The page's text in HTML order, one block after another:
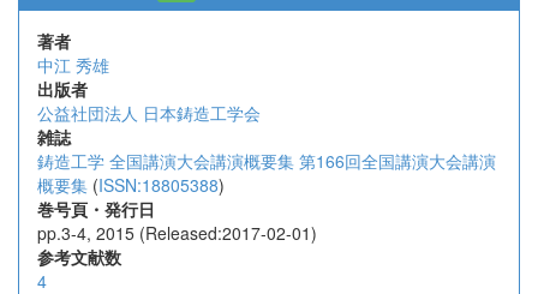
著者
中江 秀雄
出版者
公益社団法人 日本鋳造工学会
雑誌
鋳造工学 全国講演大会講演概要集 第166回全国講演大会講演
概要集 (ISSN:18805388)
巻号頁・発行日
pp.3-4, 2015 (Released:2017-02-01)
参考文献数
4